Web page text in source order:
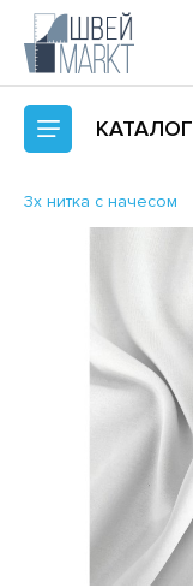
КАТАЛОГ
3х нитка с начесом